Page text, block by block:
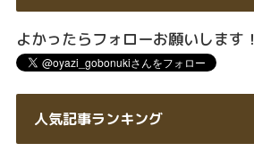
よかったらフォローお願いします！
人気記事ランキング